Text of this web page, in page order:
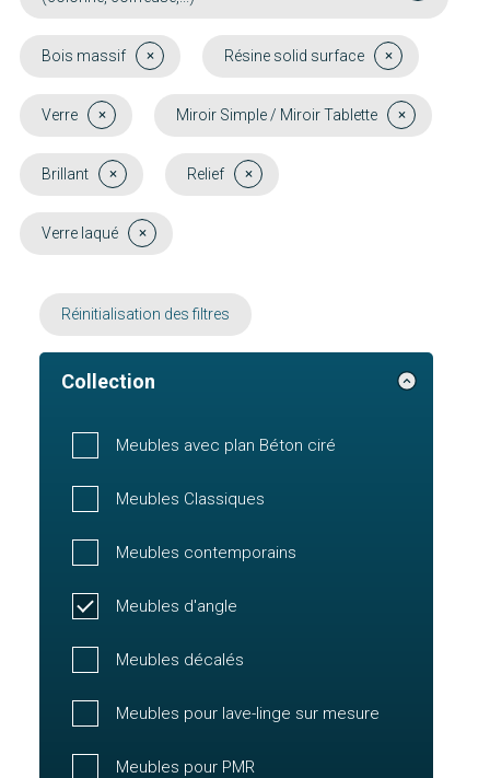
Bois massif Résine solid surface
Verre Miroir Simple / Miroir Tablette
Brillant Relief
Verre laqué
Réinitialisation des filtres
Collection
Meubles avec plan Béton ciré
Meubles Classiques
Meubles contemporains
Meubles d'angle
Meubles décalés
Meubles pour lave-linge sur mesure
Meubles pour PMR